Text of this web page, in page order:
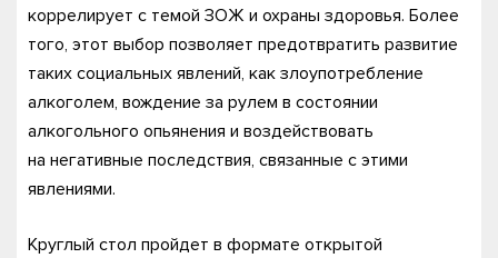
коррелирует с темой ЗОЖ и охраны здоровья. Более
того, этот выбор позволяет предотвратить развитие
таких социальных явлений, как злоупотребление
алкоголем, вождение за рулем в состоянии
алкогольного опьянения и воздействовать
на негативные последствия, связанные с этими
явлениями.
Круглый стол пройдет в формате открытой